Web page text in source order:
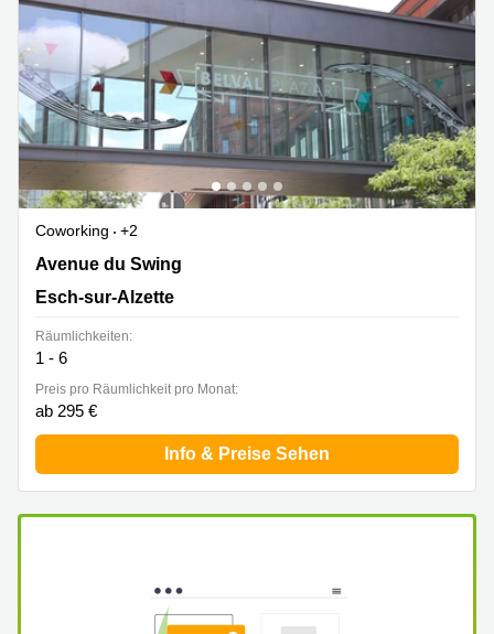
d’affaires
Sandweiler
Coworking
+2
7 Avenue du Swing, Belval, Esch-sur-Alzette
Avenue du Swing
Esch-sur-Alzette
Räumlichkeiten:
1 - 6
Preis pro Räumlichkeit pro Monat:
ab 295 €
Info & Preise Sehen